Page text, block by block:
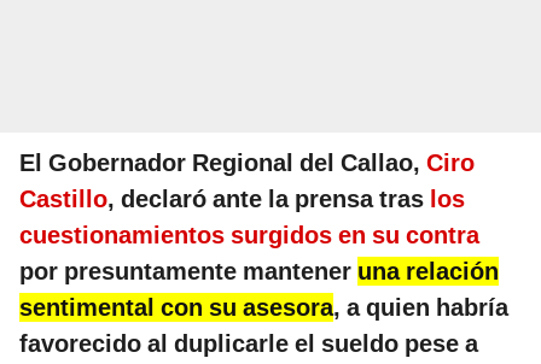
El Gobernador Regional del Callao, Ciro
Castillo, declaró ante la prensa tras los
cuestionamientos surgidos en su contra
por presuntamente mantener una relación
sentimental con su asesora, a quien habría
favorecido al duplicarle el sueldo pese a